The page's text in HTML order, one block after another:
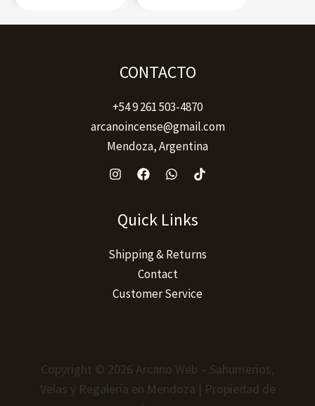
CONTACTO
+54 9 261 503-4870
arcanoincense@gmail.com
Mendoza, Argentina
Quick Links
Shipping & Returns
Contact
Customer Service
Copyright © 2026 Arcano Web – Sahumerios,
Velas y Regalería en Mendoza | Propiedad de